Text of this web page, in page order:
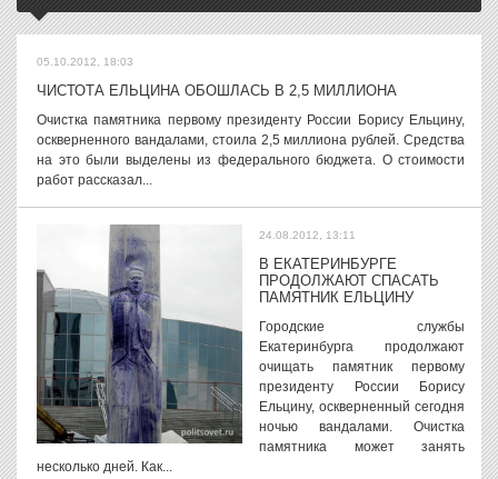
05.10.2012, 18:03
ЧИСТОТА ЕЛЬЦИНА ОБОШЛАСЬ В 2,5 МИЛЛИОНА
Очистка памятника первому президенту России Борису Ельцину,
оскверненного вандалами, стоила 2,5 миллиона рублей. Средства
на это были выделены из федерального бюджета. О стоимости
работ рассказал...
24.08.2012, 13:11
В ЕКАТЕРИНБУРГЕ
ПРОДОЛЖАЮТ СПАСАТЬ
ПАМЯТНИК ЕЛЬЦИНУ
Городские службы
Екатеринбурга продолжают
очищать памятник первому
президенту России Борису
Ельцину, оскверненный сегодня
ночью вандалами. Очистка
памятника может занять
несколько дней. Как...